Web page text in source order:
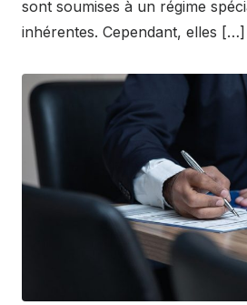
sont soumises à un régime
inhérentes. Cependant, elles […]